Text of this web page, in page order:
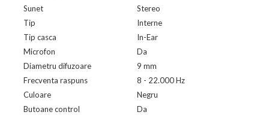
Sunet
Stereo
Tip
Interne
Tip casca
In-Ear
Microfon
Da
Diametru difuzoare
9 mm
Frecventa raspuns
8 - 22.000 Hz
Culoare
Negru
Butoane control
Da